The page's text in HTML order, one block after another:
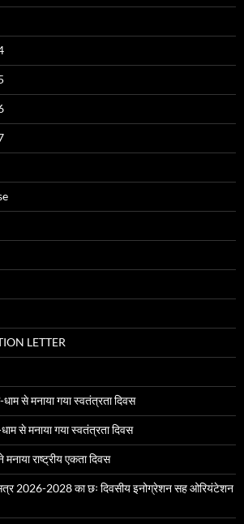
LETTER
धाम से मनाया गया स्वतंत्रता दिवस
से मनाया गया स्वतंत्रता दिवस
राष्ट्रीय एकता दिवस
2026-2028 का छः दिवसीय इनोग्रेशन सह ओरियंटेशन